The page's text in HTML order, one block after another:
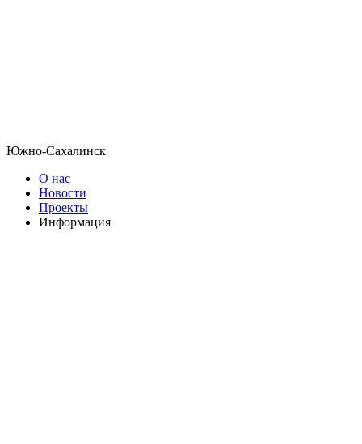
Южно-Сахалинск
О нас
Новости
Проекты
Информация